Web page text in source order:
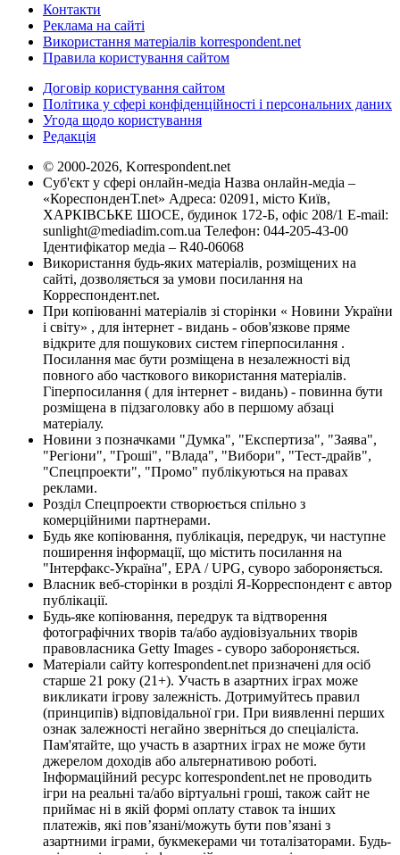
Контакти
Реклама на сайті
Використання матеріалів korrespondent.net
Правила користування сайтом
Договір користування сайтом
Політика у сфері конфіденційності і персональних даних
Угода щодо користування
Редакція
© 2000-2026, Korrespondent.net
Суб'єкт у сфері онлайн-медіа Назва онлайн-медіа –
«КореспонденТ.net» Адреса: 02091, місто Київ,
ХАРКІВСЬКЕ ШОСЕ, будинок 172-Б, офіс 208/1 E-mail:
sunlight@mediadim.com.ua Телефон: 044-205-43-00
Ідентифікатор медіа – R40-06068
Використання будь-яких матеріалів, розміщених на
сайті, дозволяється за умови посилання на
Корреспондент.net.
При копіюванні матеріалів зі сторінки « Новини України
і світу» , для інтернет - видань - обов'язкове пряме
відкрите для пошукових систем гіперпосилання .
Посилання має бути розміщена в незалежності від
повного або часткового використання матеріалів.
Гіперпосилання ( для інтернет - видань) - повинна бути
розміщена в підзаголовку або в першому абзаці
матеріалу.
Новини з позначками "Думка", "Експертиза", "Заява",
"Регіони", "Гроші", "Влада", "Вибори", "Тест-драйв",
"Спецпроекти", "Промо" публікуються на правах
реклами.
Розділ Спецпроекти створюється спільно з
комерційними партнерами.
Будь яке копіювання, публікація, передрук, чи наступне
поширення інформації, що містить посилання на
"Інтерфакс-Україна", EPA / UPG, суворо забороняється.
Власник веб-сторінки в розділі Я-Корреспондент є автор
публікації.
Будь-яке копіювання, передрук та відтворення
фотографічних творів та/або аудіовізуальних творів
правовласника Getty Images - суворо забороняється.
Матеріали сайту korrespondent.net призначені для осіб
старше 21 року (21+). Участь в азартних іграх може
викликати ігрову залежність. Дотримуйтесь правил
(принципів) відповідальної гри. При виявленні перших
ознак залежності негайно зверніться до спеціаліста.
Пам'ятайте, що участь в азартних іграх не може бути
джерелом доходів або альтернативою роботі.
Інформаційний ресурс korrespondent.net не проводить
ігри на реальні та/або віртуальні гроші, також сайт не
приймає ні в якій формі оплату ставок та інших
платежів, які пов’язані/можуть бути пов’язані з
азартними іграми, букмекерами чи тоталізаторами. Будь-